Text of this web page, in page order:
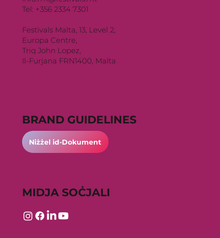
Tel: +356 2334 7301
Festivals Malta, 13, Level 2,
Europa Centre,
Triq John Lopez,
Il-Furjana FRN1400, Malta
MIDJA SOĊJALI
BRAND GUIDELINES
Niżżel id-Dokument